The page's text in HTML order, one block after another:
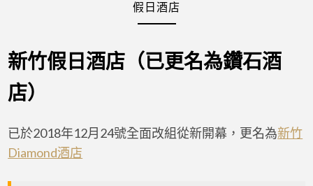
假日酒店
新竹假日酒店（已更名為鑽石酒
店）
已於2018年12月24號全面改組從新開幕，更名為新竹
Diamond酒店